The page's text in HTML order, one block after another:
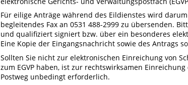
Für eilige Anträge während des Eildienstes wird
begleitendes Fax an 0531 488-2999 zu übersenden.
und qualifiziert signiert bzw. über ein besonderes
Eine Kopie der Eingangsnachricht sowie des Antrags
Sollten Sie nicht zur elektronischen Einreichung von
zum EGVP haben, ist zur rechtswirksamen
Postweg unbedingt erforderlich.